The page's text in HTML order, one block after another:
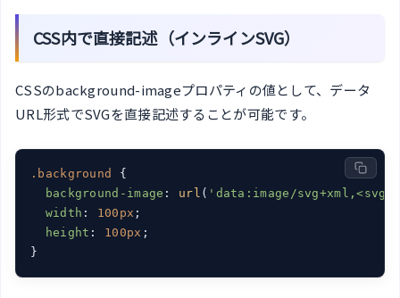
CSS内で直接記述（インラインSVG）
CSSのbackground-imageプロパティの値として、データ
URL形式でSVGを直接記述することが可能です。
.background
{
background-image : url ( 'data:image/
width : 100px ;
height : 100px ;
}